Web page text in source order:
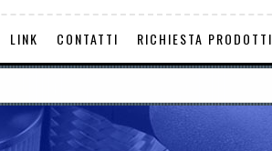
LINK CONTATTI RICHIESTA PRODOTTI